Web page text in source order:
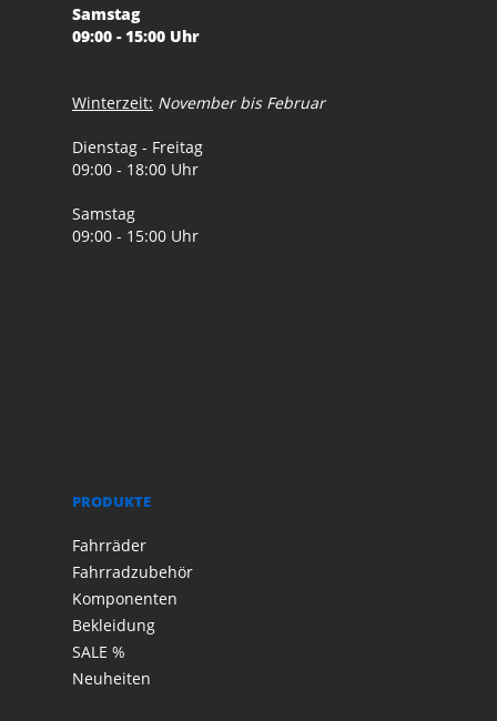
Samstag
09:00 - 15:00 Uhr
Winterzeit: November bis Februar
Dienstag - Freitag
09:00 - 18:00 Uhr
Samstag
09:00 - 15:00 Uhr
PRODUKTE
Fahrräder
Fahrradzubehör
Komponenten
Bekleidung
SALE %
Neuheiten